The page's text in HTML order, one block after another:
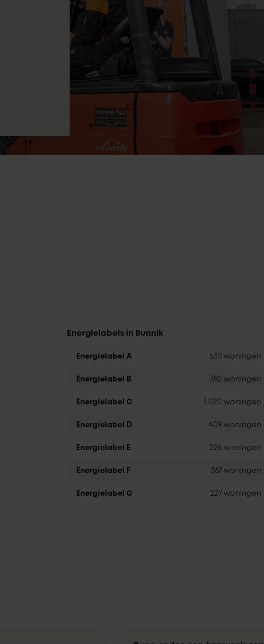
Energielabels in Bunnik
Energielabel A 539 woningen
Energielabel B 382 woningen
Energielabel C 1.020 woningen
Energielabel D 409 woningen
Energielabel E 226 woningen
Energielabel F 367 woningen
Energielabel G 227 woningen